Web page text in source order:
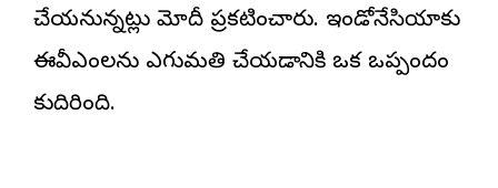
చేయనున్నట్లు మోదీ ప్రకటించారు. ఇండోనేసియాకు
ఈవీఎంలను ఎగుమతి చేయడానికి ఒక ఒప్పందం
కుదిరింది.